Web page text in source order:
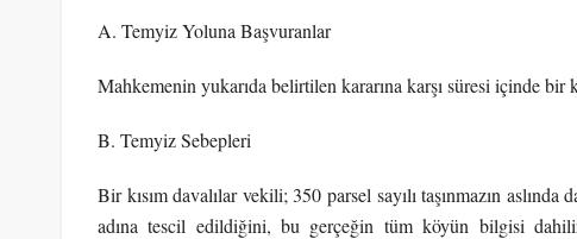
A. Temyiz Yoluna Başvuranlar
Mahkemenin yukarıda belirtilen kararına karşı süresi içinde
B. Temyiz Sebepleri
Bir kısım davalılar vekili; 350 parsel sayılı taşınmazın
adına tescil edildiğini, bu gerçeğin tüm köyün bilgisi